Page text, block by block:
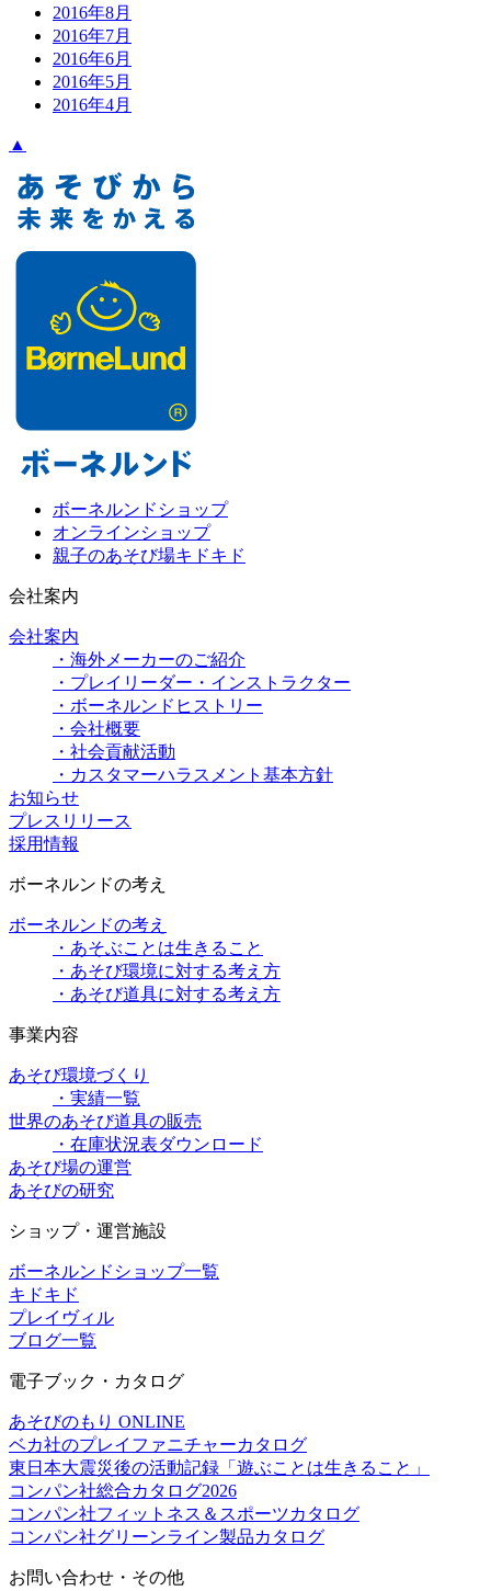
2016年8月
2016年7月
2016年6月
2016年5月
2016年4月
▲
ボーネルンドショップ
オンラインショップ
親子のあそび場キドキド
会社案内
会社案内
・海外メーカーのご紹介
・プレイリーダー・インストラクター
・ボーネルンドヒストリー
・会社概要
・社会貢献活動
・カスタマーハラスメント基本方針
お知らせ
プレスリリース
採用情報
ボーネルンドの考え
ボーネルンドの考え
・あそぶことは生きること
・あそび環境に対する考え方
・あそび道具に対する考え方
事業内容
あそび環境づくり
・実績一覧
世界のあそび道具の販売
・在庫状況表ダウンロード
あそび場の運営
あそびの研究
ショップ・運営施設
ボーネルンドショップ一覧
キドキド
プレイヴィル
ブログ一覧
電子ブック・カタログ
あそびのもり ONLINE
ベカ社のプレイファニチャーカタログ
東日本大震災後の活動記録「遊ぶことは生きること」
コンパン社総合カタログ2026
コンパン社フィットネス＆スポーツカタログ
コンパン社グリーンライン製品カタログ
お問い合わせ・その他